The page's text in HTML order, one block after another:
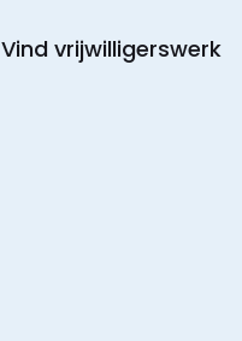
Vind vrijwilligerswerk